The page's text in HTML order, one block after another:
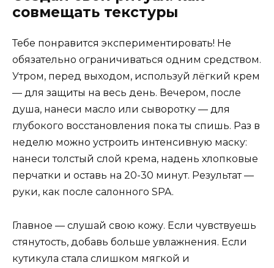
совмещать текстуры
Тебе понравится экспериментировать! Не
обязательно ограничиваться одним средством.
Утром, перед выходом, используй лёгкий крем
— для защиты на весь день. Вечером, после
душа, нанеси масло или сыворотку — для
глубокого восстановления пока ты спишь. Раз в
неделю можно устроить интенсивную маску:
нанеси толстый слой крема, надень хлопковые
перчатки и оставь на 20-30 минут. Результат —
руки, как после салонного SPA.
Главное — слушай свою кожу. Если чувствуешь
стянутость, добавь больше увлажнения. Если
кутикула стала слишком мягкой и